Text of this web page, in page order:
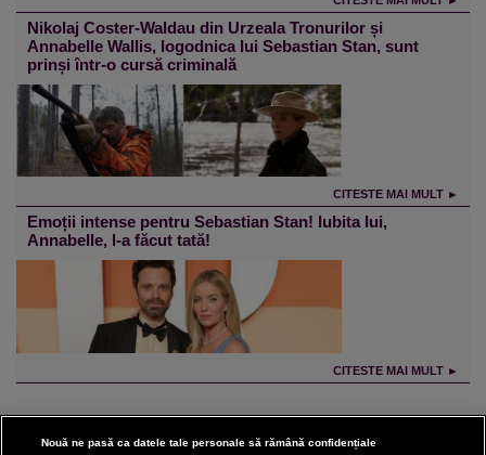
Nikolaj Coster-Waldau din Urzeala Tronurilor și
Annabelle Wallis, logodnica lui Sebastian Stan, sunt
prinși într-o cursă criminală
CITESTE MAI MULT ►
Emoții intense pentru Sebastian Stan! Iubita lui,
Annabelle, l-a făcut tată!
CITESTE MAI MULT ►
Nouă ne pasă ca datele tale personale să rămână confidențiale